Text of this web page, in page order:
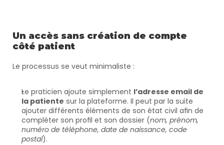
Un accès sans création de compte
côté patient
Le processus se veut minimaliste :
Le praticien ajoute simplement l’adresse email de
la patiente sur la plateforme. Il peut par la suite
ajouter différents éléments de son état civil afin de
compléter son profil et son dossier (nom, prénom,
numéro de téléphone, date de naissance, code
postal).